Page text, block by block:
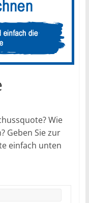
Wie
Geben Sie zur
einfach unten